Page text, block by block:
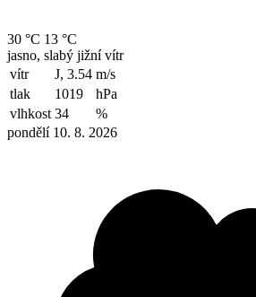
30 °C 13 °C
jasno, slabý jižní vítr
vítr
J, 3.54 m/s
tlak
1019
hPa
vlhkost 34
%
pondělí 10. 8. 2026